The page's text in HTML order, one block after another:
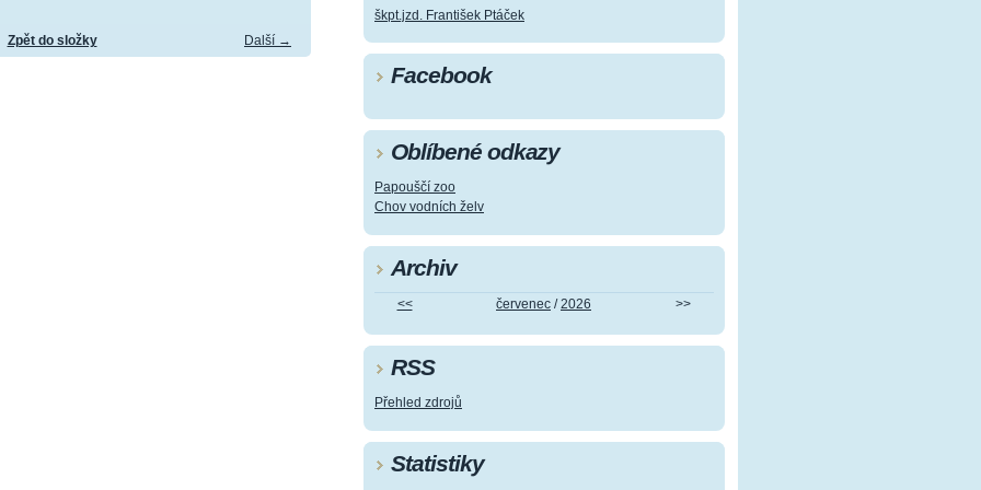
Další →
Zpět do složky
škpt.jzd. František Ptáček
Facebook
Oblíbené odkazy
Papouščí zoo
Chov vodních želv
Archiv
<< červenec /2026 >>
RSS
Přehled zdrojů
Statistiky